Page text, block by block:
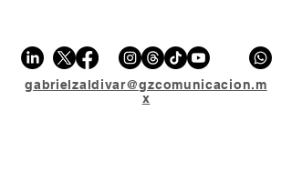
gabrielzaldivar@gzcomunicacion.m
x